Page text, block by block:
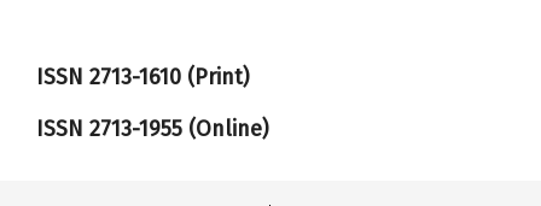
ISSN 2713-1610 (Print)
ISSN 2713-1955 (Online)